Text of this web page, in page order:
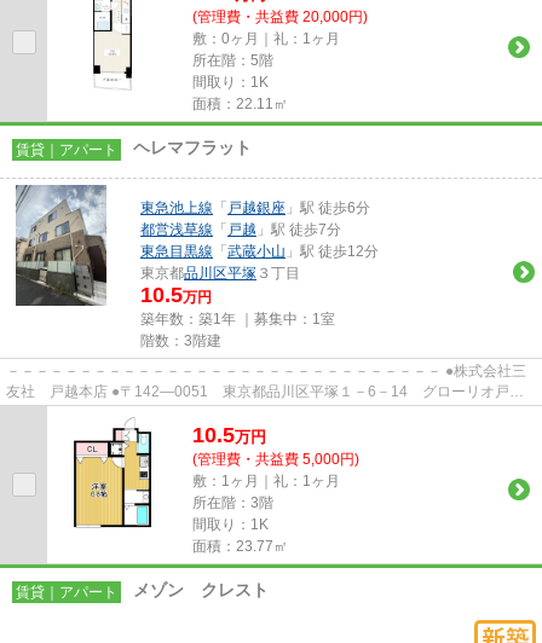
(管理費・共益費 20,000円)
敷：0ヶ月｜礼：1ヶ月
所在階：5階
間取り：1K
面積：22.11㎡
賃貸｜アパート ヘレマフラット
東急池上線 「 戸越銀座 」駅 徒歩6分
都営浅草線 「 戸越 」駅 徒歩7分
東急目黒線 「 武蔵小山 」駅 徒歩12分
東京都品川区平塚 ３丁目
10.5万円
築年数：築1年 ｜募集中： 1室
階数：3階建
－－－－－－－－－－－－－－－－－－－－－－－－－－－－－－ ●株式会社三
友社 戸越本店 ●〒142―0051 東京都品川区平塚１－6－14 グローリオ戸越
10.5万円
(管理費・共益費 5,000円)
敷：1ヶ月｜礼：1ヶ月
所在階：3階
間取り：1K
面積：23.77㎡
賃貸｜アパート メゾン クレスト